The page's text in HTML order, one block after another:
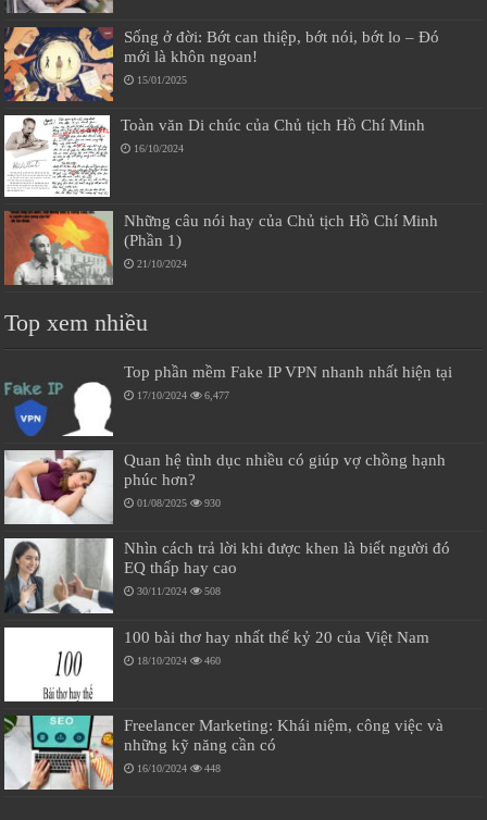
Sống ở đời: Bớt can thiệp, bớt nói, bớt lo – Đó
mới là khôn ngoan!
15/01/2025
Toàn văn Di chúc của Chủ tịch Hồ Chí Minh
16/10/2024
Những câu nói hay của Chủ tịch Hồ Chí Minh
(Phần 1)
21/10/2024
Top xem nhiều
Top phần mềm Fake IP VPN nhanh nhất hiện tại
17/10/2024 6,477
Quan hệ tình dục nhiều có giúp vợ chồng hạnh
phúc hơn?
01/08/2025 930
Nhìn cách trả lời khi được khen là biết người đó
EQ thấp hay cao
30/11/2024 508
100 bài thơ hay nhất thế kỷ 20 của Việt Nam
18/10/2024 460
Freelancer Marketing: Khái niệm, công việc và
những kỹ năng cần có
16/10/2024 448